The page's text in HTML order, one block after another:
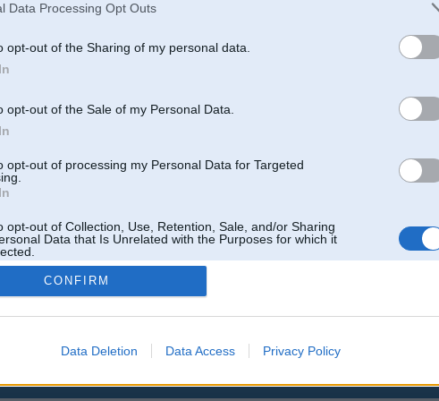
Data Processing Opt Outs
opt-out of the Sharing of my personal data.
opt-out of the Sale of my Personal Data.
opt-out of processing my Personal Data for Targeted
opt-out of Collection, Use, Retention, Sale, and/or Sharing
Data that Is Unrelated with the Purposes for which it
CONFIRM
Data Deletion Data Access Privacy Policy
lēnu uzņem ātrumu.
41- datchik skorosti pravova zadneva kolesa
Kas varētu būt pie vainas ?
Atbildēt
AV,AiwaShuraLLP,GirtzB, Lafter PERFS,SteelRat,linda ,marihuans,noisex,smudo
un nav saistīts ar
Forums Reģistrācija Lietotaāji Meklētājs